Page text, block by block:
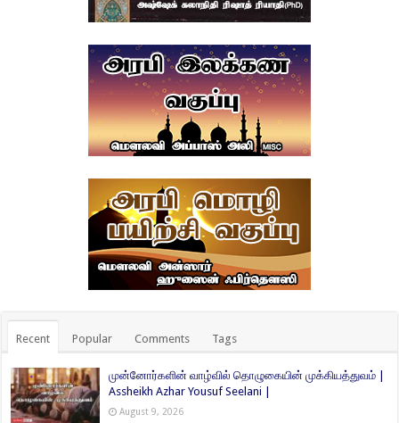
Recent Popular Comments Tags
முன்னோர்களின் வாழ்வில் தொழுகையின் முக்கியத்துவம் |
Assheikh Azhar Yousuf Seelani |
August 9, 2026